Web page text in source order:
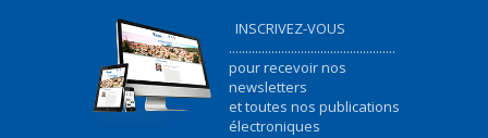
INSCRIVEZ-VOUS
...................................................
pour recevoir nos
newsletters
et toutes nos publications
électroniques